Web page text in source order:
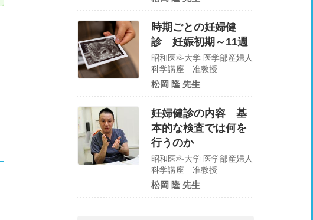
時期ごとの妊婦健
診 妊娠初期～11週
昭和医科大学 医学部産婦人
科学講座 准教授
松岡 隆 先生
妊婦健診の内容 基
本的な検査では何を
行うのか
昭和医科大学 医学部産婦人
科学講座 准教授
松岡 隆 先生